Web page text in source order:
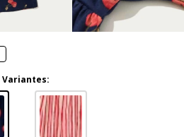
Variantes: